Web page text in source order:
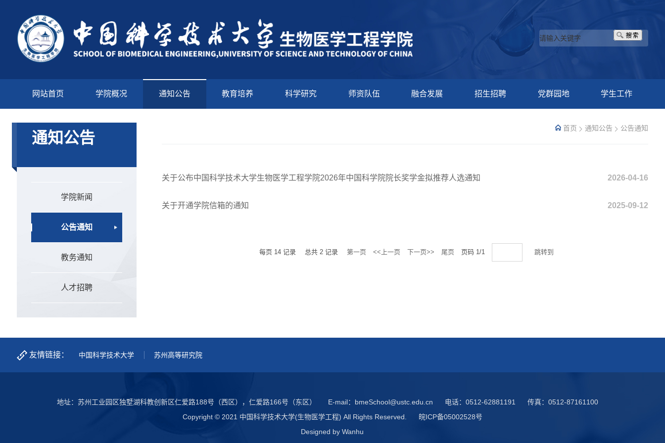
网站首页 学院概况 通知公告 教育培养 科学研究 师资队伍 融合发展 招生招聘 党群园地 学生工作
通知公告
学院新闻
公告通知
教务通知
人才招聘
首页 通知公告 公告通知
关于公布中国科学技术大学生物医学工程学院2026年中国科学院院长奖学金拟推荐人选通知 2026-04-16
关于开通学院信箱的通知 2025-09-12
每页 14 记录 总共 2 记录 第一页 <<上一页 下一页>> 尾页 页码 1/1 跳转到
友情链接： 中国科学技术大学 苏州高等研究院
地址：苏州工业园区独墅湖科教创新区仁爱路188号（西区），仁爱路166号（东区） E-mail： bmeSchool@ustc.edu.cn 电话： 0512-62881191 传真： 0512-87161100
Copyright © 2021 中国科学技术大学(生物医学工程) All Rights Reserved.
皖ICP备05002528号
Designed byWanhu